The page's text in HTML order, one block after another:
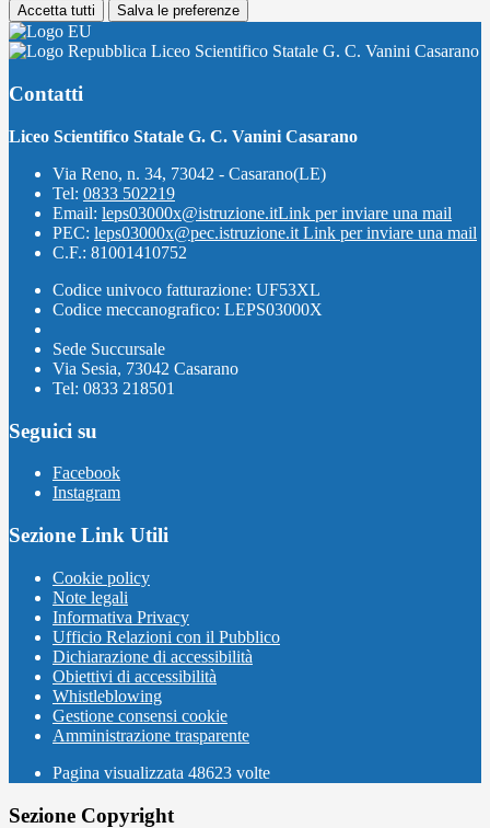
Accetta tutti Salva le preferenze
Liceo Scientifico Statale G. C. Vanini Casarano
Contatti
Liceo Scientifico Statale G. C. Vanini Casarano
Via Reno, n. 34, 73042 - Casarano(LE)
Tel: 0833 502219
Email: leps03000x@istruzione.itLink per inviare una mail
PEC: leps03000x@pec.istruzione.it Link per inviare una mail
C.F.: 81001410752
Codice univoco fatturazione: UF53XL
Codice meccanografico: LEPS03000X
Sede Succursale
Via Sesia, 73042 Casarano
Tel: 0833 218501
Seguici su
Facebook
Instagram
Sezione Link Utili
Cookie policy
Note legali
Informativa Privacy
Ufficio Relazioni con il Pubblico
Dichiarazione di accessibilità
Obiettivi di accessibilità
Whistleblowing
Gestione consensi cookie
Amministrazione trasparente
Pagina visualizzata 48623 volte
Sezione Copyright